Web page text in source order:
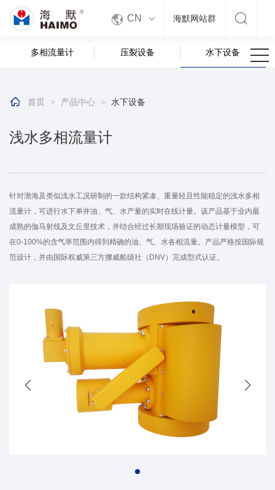
 CN 海默网站群 
多相流量计 压裂设备 水下设备
 首页 > 产品中心 > 水下设备
浅水多相流量计
针对渤海及类似浅水工况研制的一款结构紧凑、重量轻且性能稳定的浅水多相
流量计，可进行水下单井油、气、水产量的实时在线计量。该产品基于业内最
成熟的伽马射线及文丘里技术，并结合经过长期现场验证的动态计量模型，可
在0-100%的含气率范围内得到精确的油、气、水各相流量。产品严格按国际规
范设计，并由国际权威第三方挪威船级社（DNV）完成型式认证。